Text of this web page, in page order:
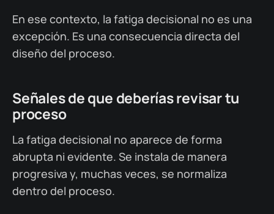
En ese contexto, la fatiga decisional no es una
excepción. Es una consecuencia directa del
diseño del proceso.
Señales de que deberías revisar tu
proceso
La fatiga decisional no aparece de forma
abrupta ni evidente. Se instala de manera
progresiva y, muchas veces, se normaliza
dentro del proceso.